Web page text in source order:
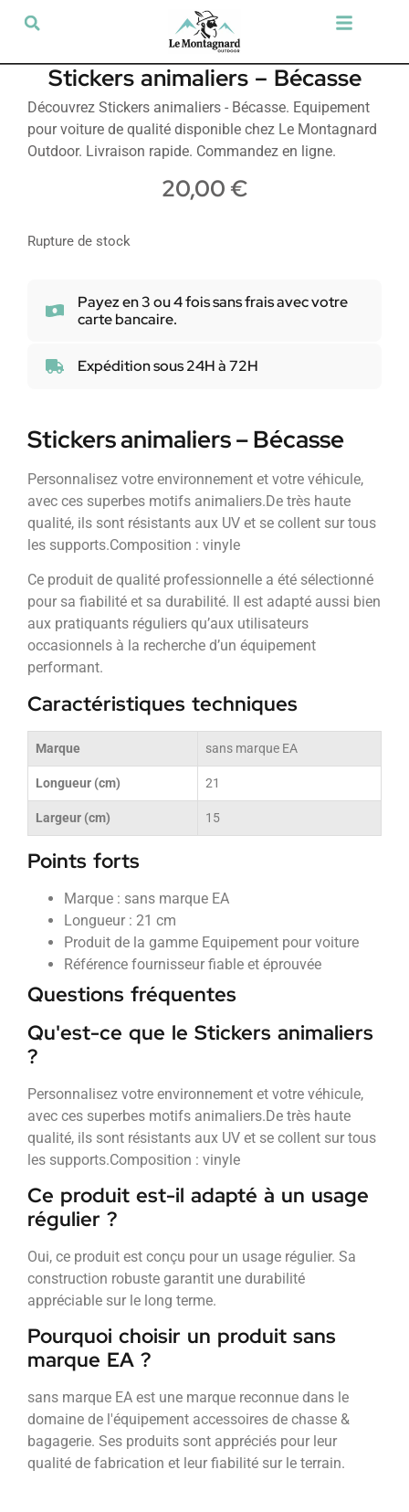
Stickers animaliers – Bécasse
Découvrez Stickers animaliers - Bécasse. Equipement
pour voiture de qualité disponible chez Le Montagnard
Outdoor. Livraison rapide. Commandez en ligne.
20,00 €
Rupture de stock
Payez en 3 ou 4 fois sans frais avec votre
carte bancaire.
Expédition sous 24H à 72H
Stickers animaliers – Bécasse
Personnalisez votre environnement et votre véhicule,
avec ces superbes motifs animaliers.De très haute
qualité, ils sont résistants aux UV et se collent sur tous
les supports.Composition : vinyle
Ce produit de qualité professionnelle a été sélectionné
pour sa fiabilité et sa durabilité. Il est adapté aussi bien
aux pratiquants réguliers qu’aux utilisateurs
occasionnels à la recherche d’un équipement
performant.
Caractéristiques techniques
Marque sans marque EA
Longueur (cm) 21
Largeur (cm) 15
Points forts
Marque : sans marque EA
Longueur : 21 cm
Produit de la gamme Equipement pour voiture
Référence fournisseur fiable et éprouvée
Questions fréquentes
Qu'est-ce que le Stickers animaliers
?
Personnalisez votre environnement et votre véhicule,
avec ces superbes motifs animaliers.De très haute
qualité, ils sont résistants aux UV et se collent sur tous
les supports.Composition : vinyle
Ce produit est-il adapté à un usage
régulier ?
Oui, ce produit est conçu pour un usage régulier. Sa
construction robuste garantit une durabilité
appréciable sur le long terme.
Pourquoi choisir un produit sans
marque EA ?
sans marque EA est une marque reconnue dans le
domaine de l'équipement accessoires de chasse &
bagagerie. Ses produits sont appréciés pour leur
qualité de fabrication et leur fiabilité sur le terrain.